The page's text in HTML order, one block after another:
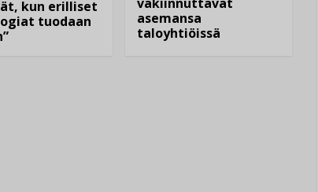
kun erilliset
tuodaan
asemansa
taloyhtiöissä